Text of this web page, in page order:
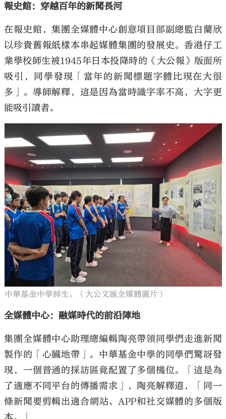
報史館：穿越百年的新聞長河
在報史館，集團全媒體中心創意項目部副總監白蘭欣
以珍貴舊報紙樣本串起媒體集團的發展史。香港仔工
業學校師生被1945年日本投降時的《大公報》版面所
吸引，同學發現「當年的新聞標題字體比現在大很
多」。導師解釋，這是因為當時識字率不高，大字更
能吸引讀者。
中華基金中學師生。（大公文匯全媒體圖片）
全媒體中心：融媒時代的前沿陣地
集團全媒體中心助理總編輯陶亮帶領同學們走進新聞
製作的「心臟地帶」。中華基金中學的同學們驚訝發
現，一個普通的採訪區竟配置了多個機位。「這是為
了適應不同平台的傳播需求」，陶亮解釋道，「同一
條新聞要剪輯出適合網站、APP和社交媒體的多個版